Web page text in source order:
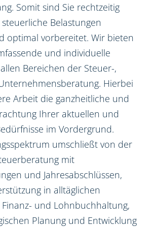
Somit sind Sie rechtzeitig
Belastungen
optimal vorbereitet. Wir bieten
und individuelle
Bereichen der Steuer-,
Hierbei
Arbeit die ganzheitliche und
Ihrer aktuellen und
im Vordergrund.
umschließt von der
mit
und Jahresabschlüssen,
in alltäglichen
und Lohnbuchhaltung,
Planung und Entwicklung